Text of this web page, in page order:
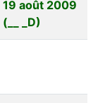
19 août 2009
(__ _D)